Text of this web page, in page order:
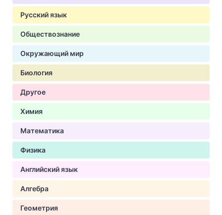
Русский язык
Обществознание
Окружающий мир
Биология
Другое
Химия
Математика
Физика
Английский язык
Алгебра
Геометрия